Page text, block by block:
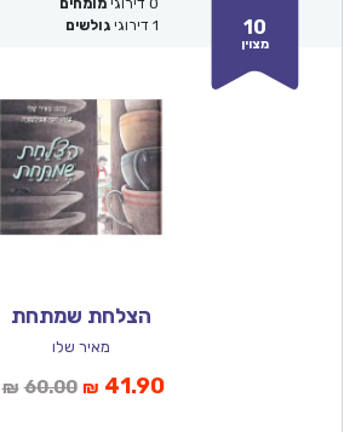
10
מצוין
0 דירוגי מומחים
1 דירוגי גולשים
הצלחת שמתחת
מאיר שלו
₪ 60.00המחיר
₪ 41.90המחיר